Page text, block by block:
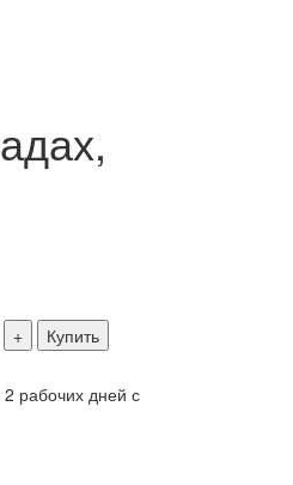
Купить
2 рабочих дней с